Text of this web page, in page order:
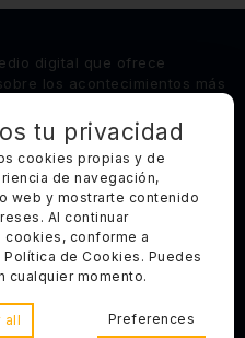
digital que ofrece
los acontecimientos más
e internacionales.
reservados. En Contacto
tu privacidad
cookies propias y de
de navegación,
web y mostrarte contenido
Al continuar
cookies, conforme a
de Cookies. Puedes
cualquier momento.
all Preferences